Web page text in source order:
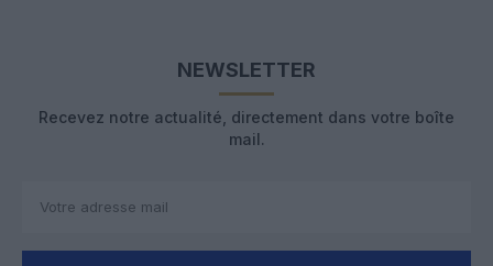
NEWSLETTER
Recevez notre actualité, directement dans votre boîte
mail.